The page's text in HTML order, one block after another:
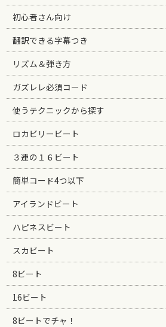
初心者さん向け
翻訳できる字幕つき
リズム＆弾き方
ガズレレ必須コード
使うテクニックから探す
ロカビリービート
３連の１６ビート
簡単コード4つ以下
アイランドビート
ハピネスビート
スカビート
8ビート
16ビート
8ビートでチャ！